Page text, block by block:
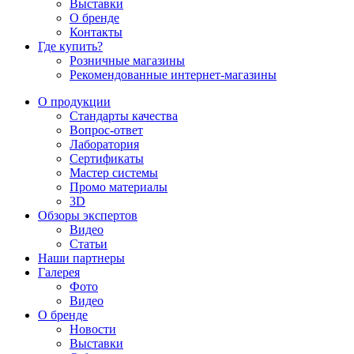
Выставки
О бренде
Контакты
Где купить?
Розничные магазины
Рекомендованные интернет-магазины
О продукции
Стандарты качества
Вопрос-ответ
Лаборатория
Сертификаты
Мастер системы
Промо материалы
3D
Обзоры экспертов
Видео
Статьи
Наши партнеры
Галерея
Фото
Видео
О бренде
Новости
Выставки